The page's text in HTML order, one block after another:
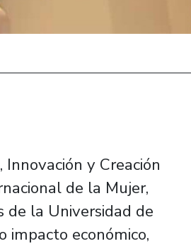
y Creación
de la Mujer,
de la Universidad de
impacto económico,